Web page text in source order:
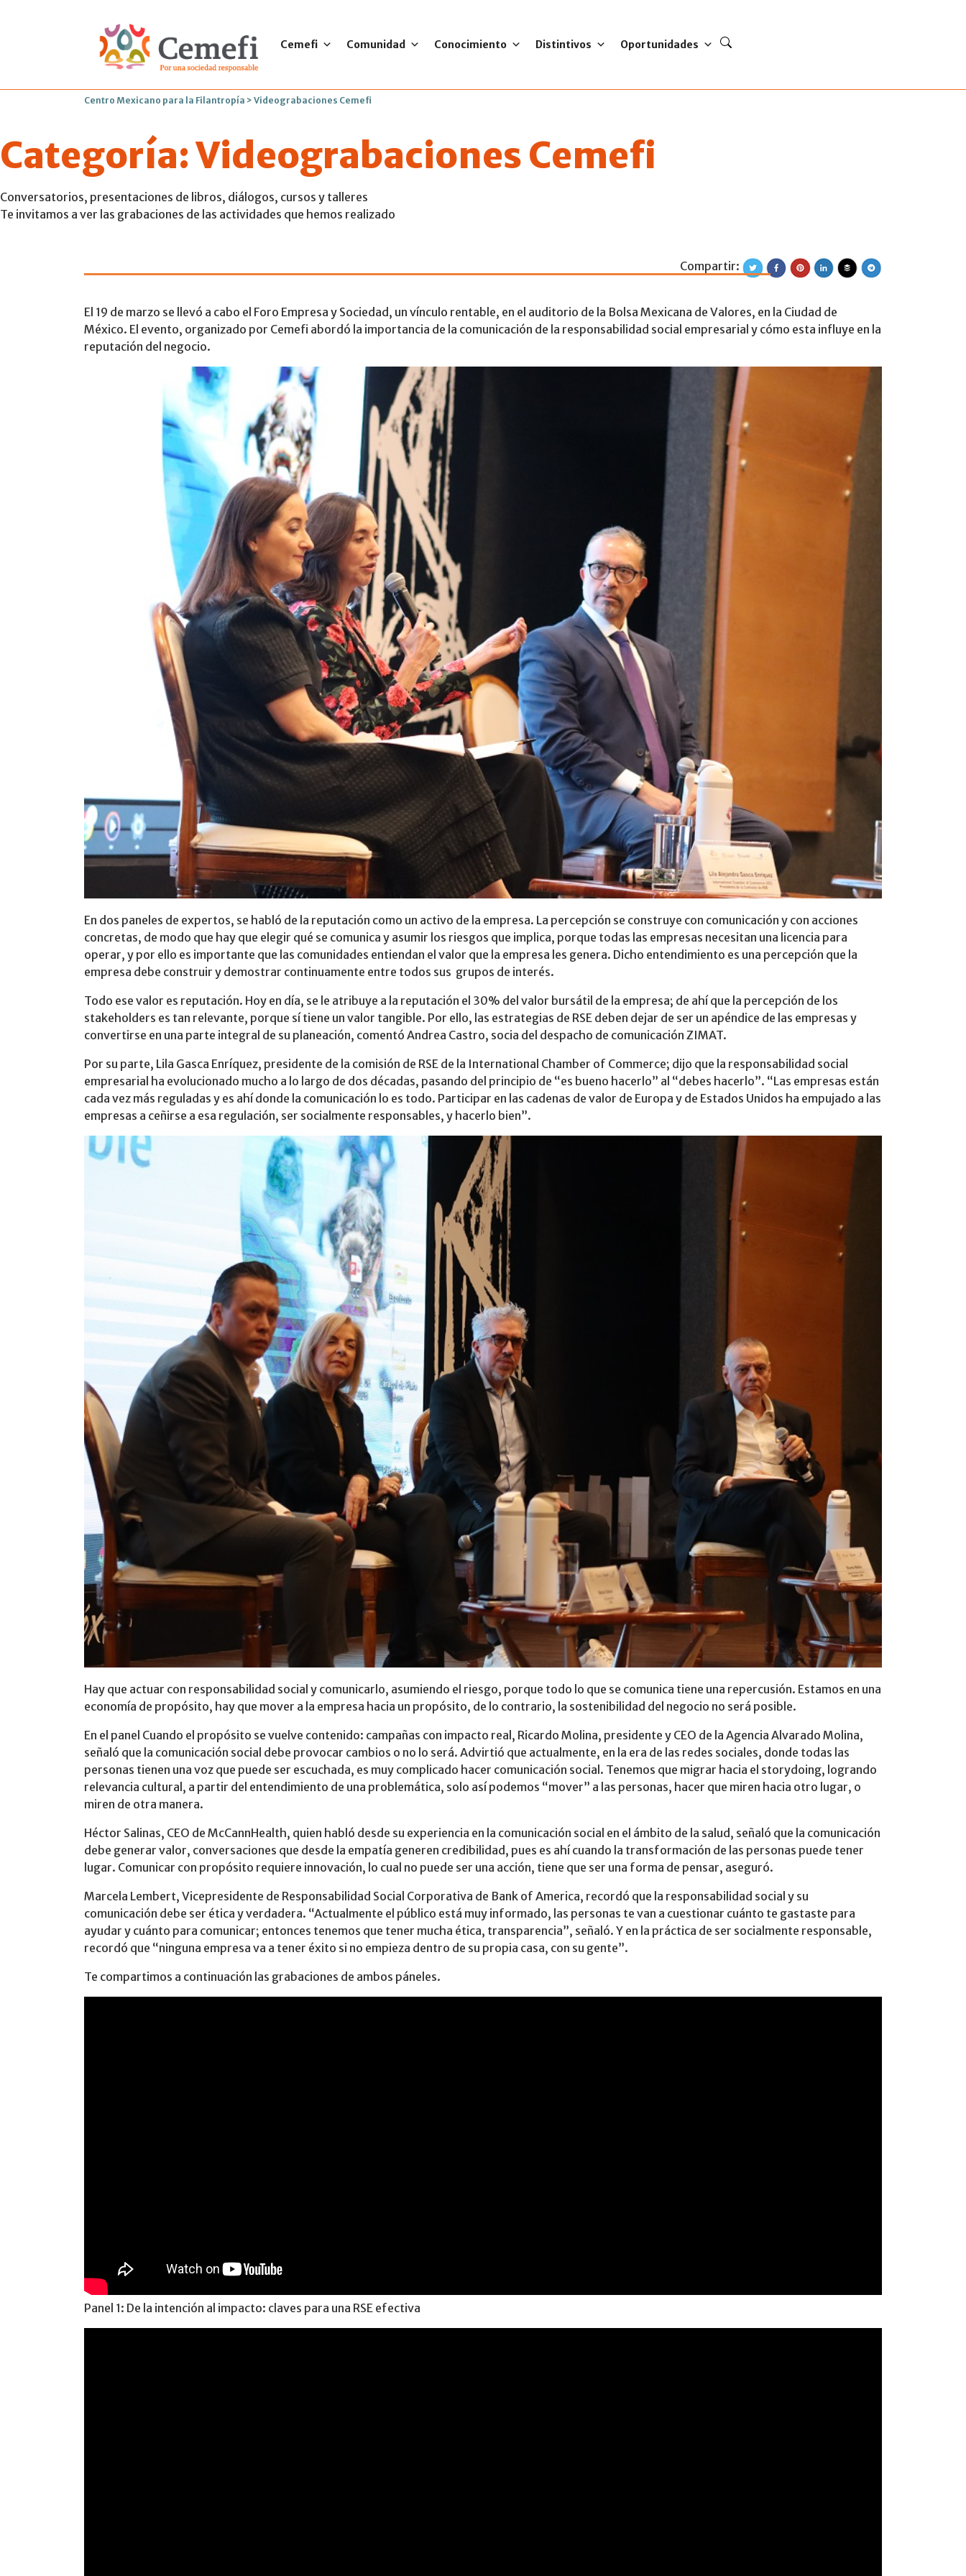
Cemefi Comunidad Conocimiento Distintivos Oportunidades
Centro Mexicano para la Filantropía > Videograbaciones Cemefi
Categoría:Videograbaciones Cemefi
Conversatorios, presentaciones de libros, diálogos, cursos y talleres
Te invitamos a ver las grabaciones de las actividades que hemos realizado
Cemefi realizó el Foro Empresa y Sociedad, un
Compartir:
El 19 de marzo se llevó a cabo el Foro Empresa y Sociedad, un vínculo rentable, en el auditorio de la Bolsa Mexicana de Valores, en la Ciudad de
México. El evento, organizado por Cemefi abordó la importancia de la comunicación de la responsabilidad social empresarial y cómo esta influye en la
reputación del negocio.
En dos paneles de expertos, se habló de la reputación como un activo de la empresa. La percepción se construye con comunicación y con acciones
concretas, de modo que hay que elegir qué se comunica y asumir los riesgos que implica, porque todas las empresas necesitan una licencia para
operar, y por ello es importante que las comunidades entiendan el valor que la empresa les genera. Dicho entendimiento es una percepción que la
empresa debe construir y demostrar continuamente entre todos sus grupos de interés.
Todo ese valor es reputación. Hoy en día, se le atribuye a la reputación el 30% del valor bursátil de la empresa; de ahí que la percepción de los
stakeholders es tan relevante, porque sí tiene un valor tangible. Por ello, las estrategias de RSE deben dejar de ser un apéndice de las empresas y
convertirse en una parte integral de su planeación, comentó Andrea Castro, socia del despacho de comunicación ZIMAT.
Por su parte, Lila Gasca Enríquez, presidente de la comisión de RSE de la International Chamber of Commerce; dijo que la responsabilidad social
empresarial ha evolucionado mucho a lo largo de dos décadas, pasando del principio de “es bueno hacerlo” al “debes hacerlo”. “Las empresas están
cada vez más reguladas y es ahí donde la comunicación lo es todo. Participar en las cadenas de valor de Europa y de Estados Unidos ha empujado a las
empresas a ceñirse a esa regulación, ser socialmente responsables, y hacerlo bien”.
Hay que actuar con responsabilidad social y comunicarlo, asumiendo el riesgo, porque todo lo que se comunica tiene una repercusión. Estamos en una
economía de propósito, hay que mover a la empresa hacia un propósito, de lo contrario, la sostenibilidad del negocio no será posible.
En el panel Cuando el propósito se vuelve contenido: campañas con impacto real, Ricardo Molina, presidente y CEO de la Agencia Alvarado Molina,
señaló que la comunicación social debe provocar cambios o no lo será. Advirtió que actualmente, en la era de las redes sociales, donde todas las
personas tienen una voz que puede ser escuchada, es muy complicado hacer comunicación social. Tenemos que migrar hacia el storydoing, logrando
relevancia cultural, a partir del entendimiento de una problemática, solo así podemos “mover” a las personas, hacer que miren hacia otro lugar, o
miren de otra manera.
Héctor Salinas, CEO de McCannHealth, quien habló desde su experiencia en la comunicación social en el ámbito de la salud, señaló que la comunicación
debe generar valor, conversaciones que desde la empatía generen credibilidad, pues es ahí cuando la transformación de las personas puede tener
lugar. Comunicar con propósito requiere innovación, lo cual no puede ser una acción, tiene que ser una forma de pensar, aseguró.
Marcela Lembert, Vicepresidente de Responsabilidad Social Corporativa de Bank of America, recordó que la responsabilidad social y su
comunicación debe ser ética y verdadera. “Actualmente el público está muy informado, las personas te van a cuestionar cuánto te gastaste para
ayudar y cuánto para comunicar; entonces tenemos que tener mucha ética, transparencia”, señaló. Y en la práctica de ser socialmente responsable,
recordó que “ninguna empresa va a tener éxito si no empieza dentro de su propia casa, con su gente”.
Te compartimos a continuación las grabaciones de ambos páneles.
Panel 1: De la intención al impacto: claves para una RSE efectiva